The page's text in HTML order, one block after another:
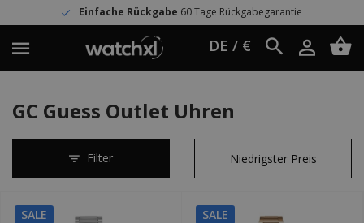
Einfache Rückgabe 60 Tage Rückgabegarantie
DE / €
GC Guess Outlet Uhren
Filter
SALE SALE